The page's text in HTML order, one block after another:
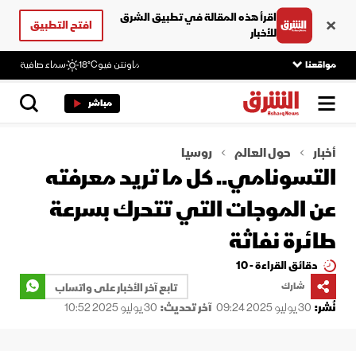
اقرأ هذه المقالة في تطبيق الشرق
للأخبار
افتح التطبيق
مواقعنا ماونتن فيو18°C سماء صافية
مباشر
أخبار حول العالم روسيا
التسونامي.. كل ما تريد معرفته
عن الموجات التي تتحرك بسرعة
طائرة نفاثة
دقائق القراءة - 10
شارك
تابع آخر الأخبار على واتساب
نُشر: 30 يوليو 2025 09:24 آخر تحديث: 30 يوليو 2025 10:52